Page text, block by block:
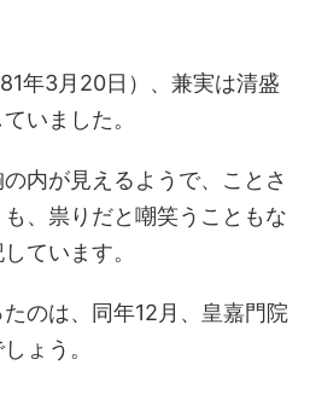
年3月20日）、兼実は清盛
いました。
内が見えるようで、ことさ
、祟りだと嘲笑うこともな
ています。
のは、同年12月、皇嘉門院
ょう。